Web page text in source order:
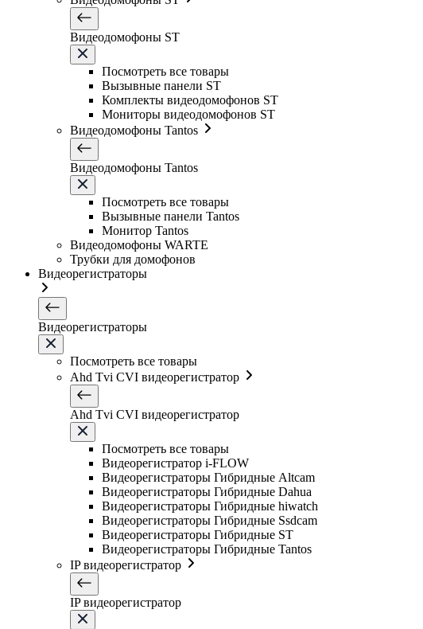
Видеодомофоны ST
Посмотреть все товары
Вызывные панели ST
Комплекты видеодомофонов ST
Мониторы видеодомофонов ST
Видеодомофоны Tantos
Видеодомофоны Tantos
Посмотреть все товары
Вызывные панели Tantos
Монитор Tantos
Видеодомофоны WARTE
Трубки для домофонов
Видеорегистраторы
Видеорегистраторы
Посмотреть все товары
Ahd Tvi CVI видеорегистратор
Ahd Tvi CVI видеорегистратор
Посмотреть все товары
Видеорегистратор i-FLOW
Видеорегистраторы Гибридные Altcam
Видеорегистраторы Гибридные Dahua
Видеорегистраторы Гибридные hiwatch
Видеорегистраторы Гибридные Ssdcam
Видеорегистраторы Гибридные ST
Видеорегистраторы Гибридные Tantos
IP видеорегистратор
IP видеорегистратор